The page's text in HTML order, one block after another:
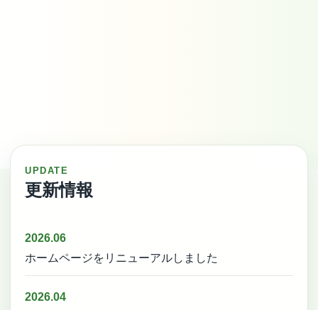
UPDATE
更新情報
2026.06
ホームページをリニューアルしました
2026.04